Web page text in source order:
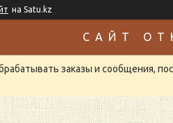
на Satu.kz
С А Й Т О Т
заказы и сообщения,